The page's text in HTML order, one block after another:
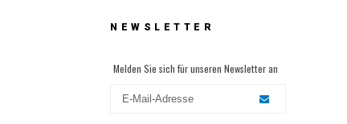
NEWSLETTER
Melden Sie sich für unseren Newsletter an